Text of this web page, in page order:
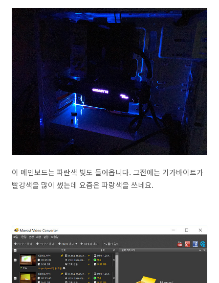
이 메인보드는 파란색 빛도 들어옵니다. 그전에는 기가바이트가
빨강색을 많이 썼는데 요즘은 파랑색을 쓰네요.